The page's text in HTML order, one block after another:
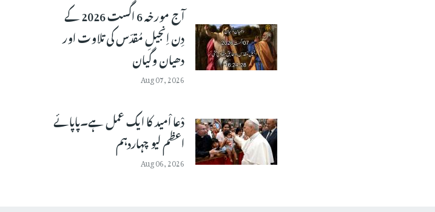
آج مورخہ 6 اگست 2026 کے
دِن اِنجیلِ مُقدّس کی تلاوت اور
دھیان وگیان
Aug 07, 2026
دْعا اْمید کا ایک عمل ہے۔پاپائے
اعظم لیو چہاردہم
Aug 06, 2026